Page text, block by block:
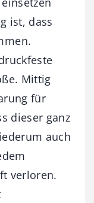
ist, dass
Mittig
für
dieser ganz
auch
verloren.